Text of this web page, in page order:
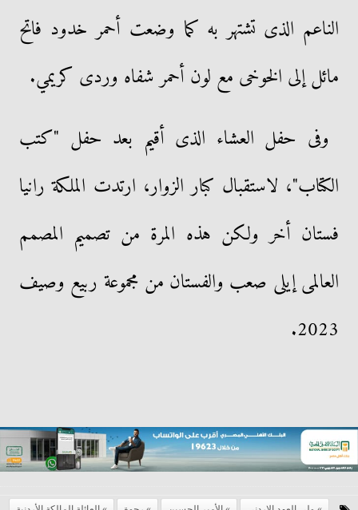
الناعم الذى تشتهر به كما وضعت أحمر خدود فاتح
مائل إلى الخوخى مع لون أحمر شفاه وردى كريمي.
وفى حفل العشاء الذى أقيم بعد حفل "كتب
الكتاب"، لاستقبال كبار الزوار، ارتدت الملكة رانيا
فستان أخر ولكن هذه المرة من تصميم المصمم
العالمى إيلى صعب والفستان من مجموعة ربيع وصيف
2023.